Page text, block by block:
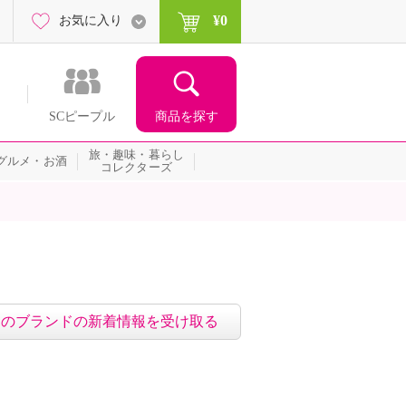
SCピープル 商品を探す
お気に入り ¥0
ルメ・お酒
旅・趣味・暮らし
コレクターズ
ブランドの新着情報を受け取る